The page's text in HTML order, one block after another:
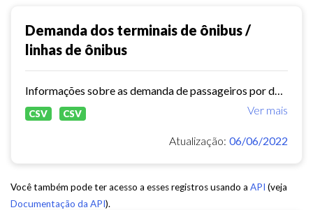
Demanda dos terminais de ônibus /
linhas de ônibus
Ver mais
CSV CSV
Atualização: 06/06/2022
Você também pode ter acesso a esses registros usando a API (veja
Documentação da API).